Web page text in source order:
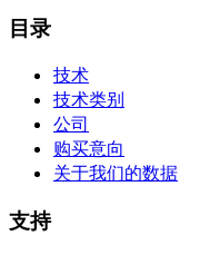
目录
技术
技术类别
公司
购买意向
关于我们的数据
支持